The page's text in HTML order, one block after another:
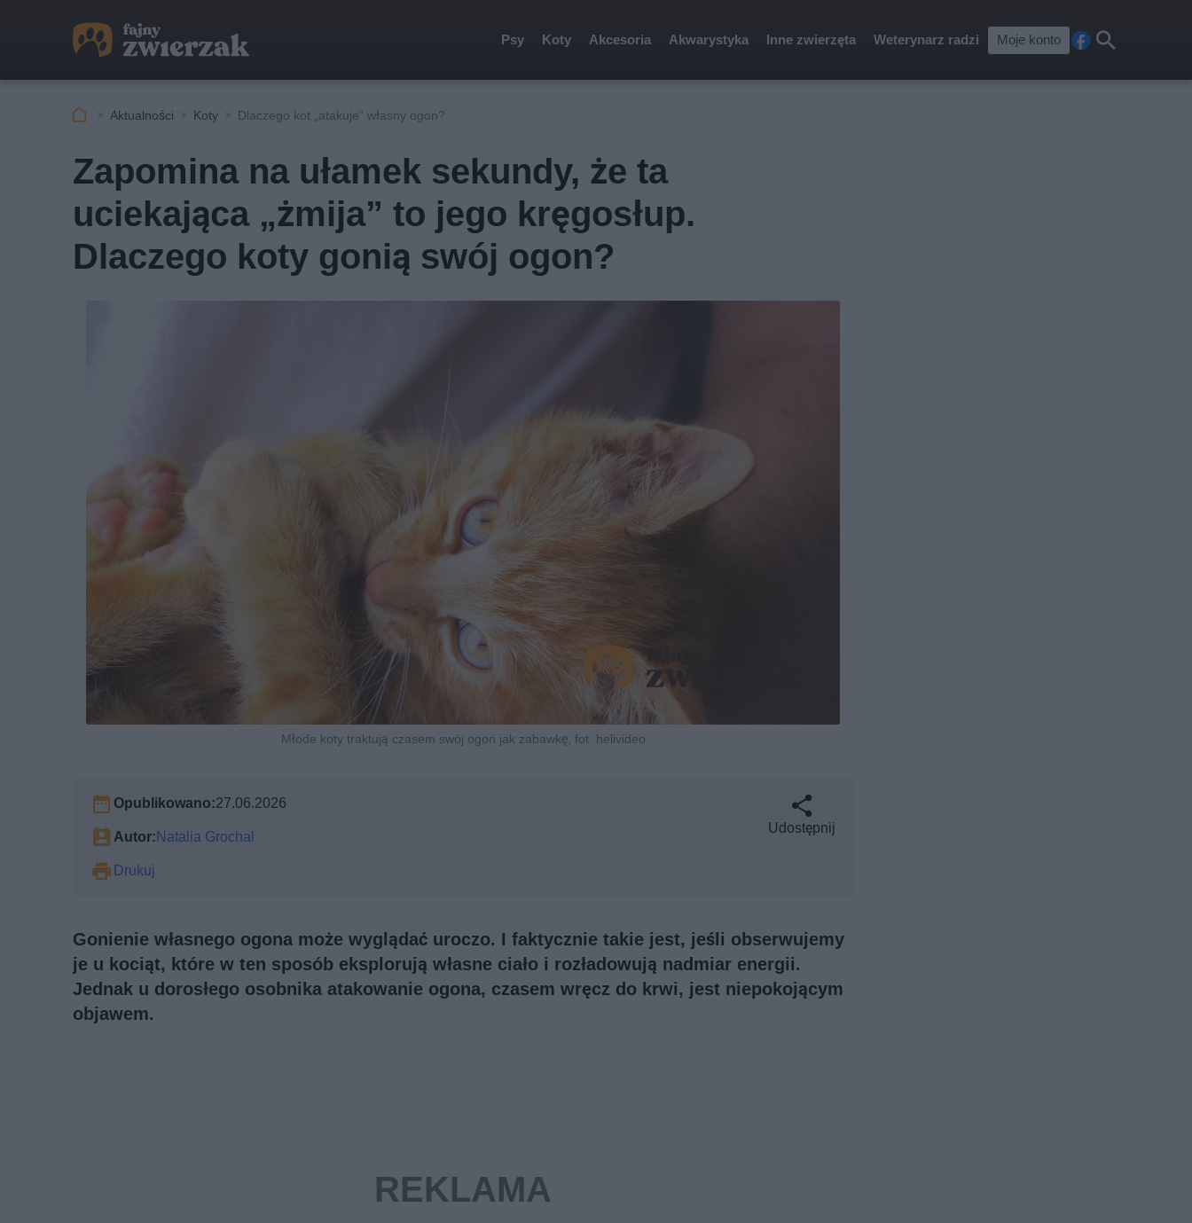
Psy Koty Akcesoria Akwarystyka Inne zwierzęta Weterynarz radzi Moje konto
cebkaj
Aktualności Koty Dlaczego kot „atakuje” własny ogon?
Zapomina na ułamek sekundy, że ta
uciekająca „żmija” to jego kręgosłup.
Dlaczego koty gonią swój ogon?
Młode koty traktują czasem swój ogon jak zabawkę, fot. helivideo
Opublikowano:27.06.2026
Autor:Natalia Grochal
Drukuj
Udostępnij
Gonienie własnego ogona może wyglądać uroczo. I faktycznie takie jest, jeśli obserwujemy
je u kociąt, które w ten sposób eksplorują własne ciało i rozładowują nadmiar energii.
Jednak u dorosłego osobnika atakowanie ogona, czasem wręcz do krwi, jest niepokojącym
objawem.